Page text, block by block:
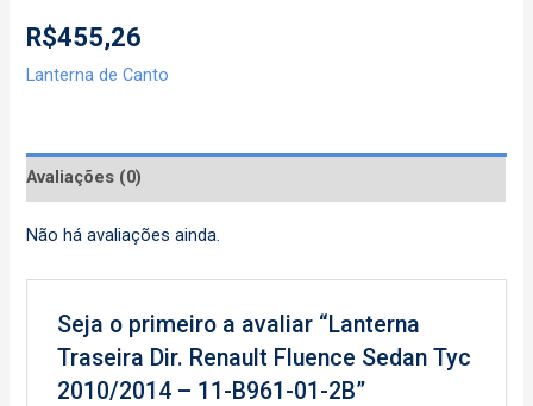
R$455,26
Lanterna de Canto
Avaliações (0)
Não há avaliações ainda.
Seja o primeiro a avaliar “Lanterna
Traseira Dir. Renault Fluence Sedan Tyc
2010/2014 – 11-B961-01-2B”